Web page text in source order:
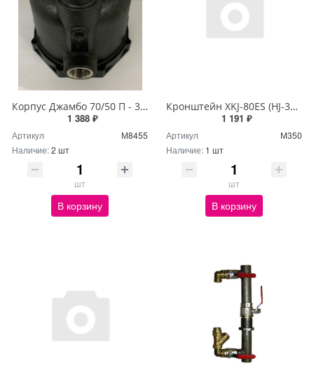
Корпус Джамбо 70/50 П - 3/8"х2+1/4" (КОМФОРТ)
1 388 ₽
Артикул
М8455
Наличие:2 шт
шт
В корзину
Кронштейн XKJ-80ES (HJ-370W) RAL 5012
1 191 ₽
Артикул
М350
Наличие: 1 шт
шт
В корзину